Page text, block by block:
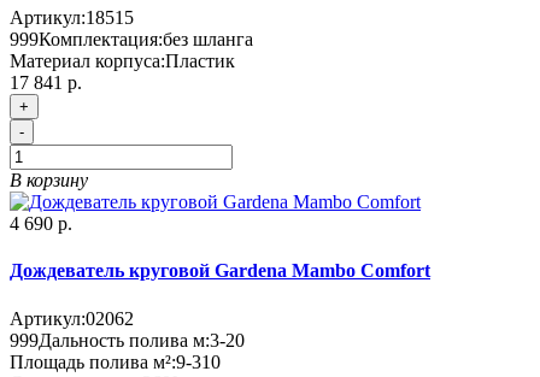
Артикул:18515
999Комплектация:без шланга
Материал корпуса:Пластик
17 841 р.
+
-
В корзину
4 690 р.
Дождеватель круговой Gardena Мambo Comfort
Артикул:02062
999Дальность полива м:3-20
Площадь полива м²:9-310